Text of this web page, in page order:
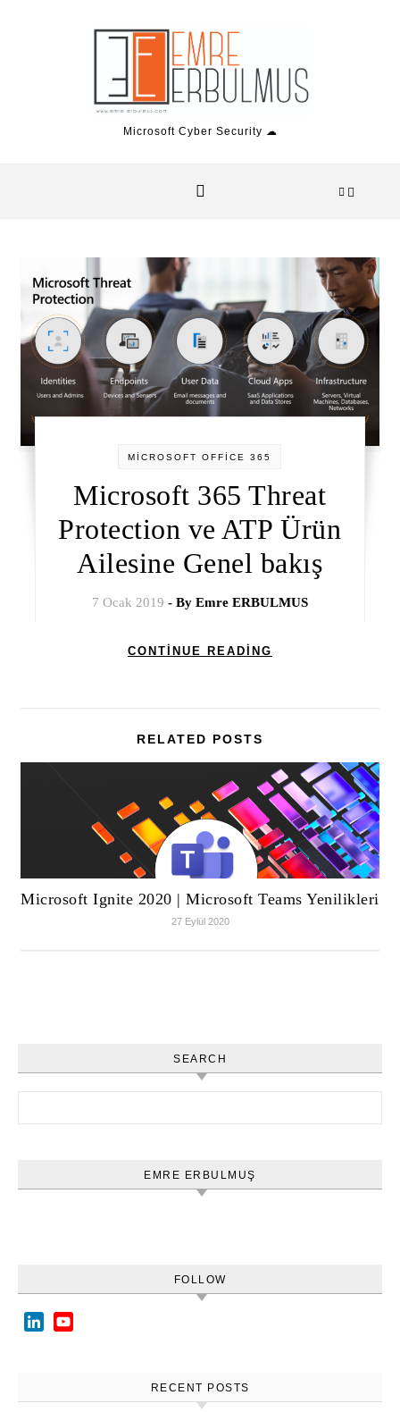
Microsoft Cyber Security ☁
MİCROSOFT OFFİCE 365
Microsoft 365 Threat
Protection ve ATP Ürün
Ailesine Genel bakış
7 Ocak 2019 - By Emre ERBULMUS
CONTINUE READING
RELATED POSTS
Microsoft Ignite 2020 | Microsoft Teams Yenilikleri
27 Eylül 2020
SEARCH
EMRE ERBULMUŞ
FOLLOW
LinkedIn
RECENT POSTS